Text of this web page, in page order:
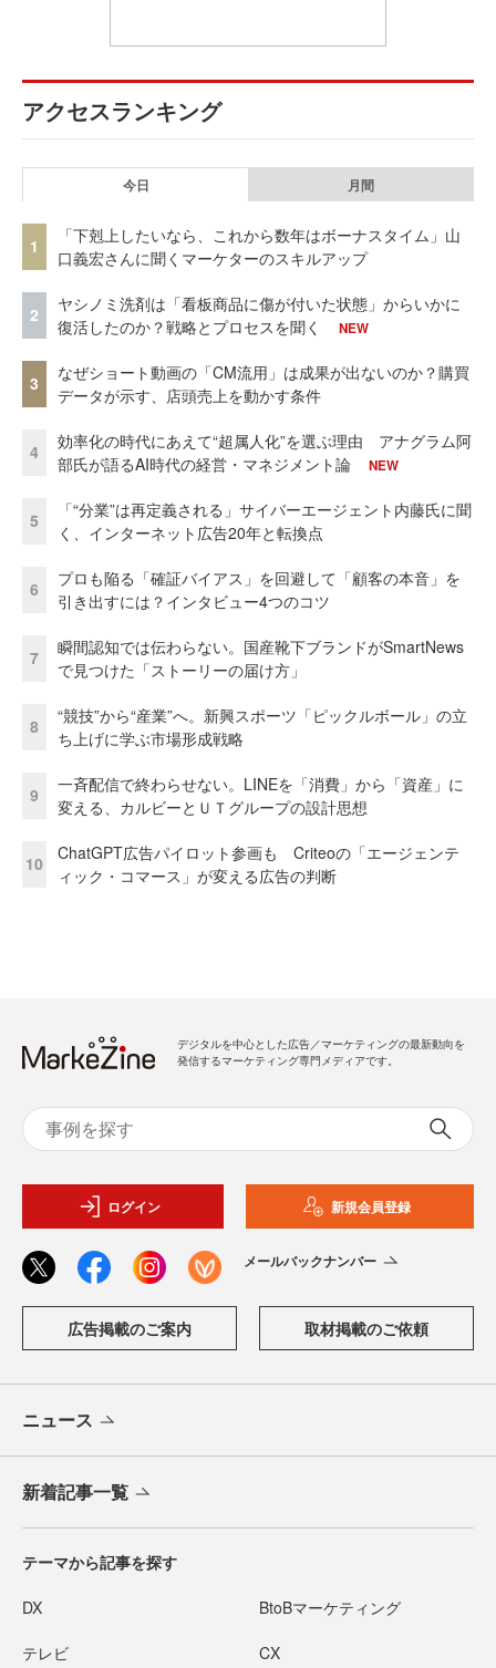
アクセスランキング
今日 月間
1
「下剋上したいなら、これから数年はボーナスタイム」山
口義宏さんに聞くマーケターのスキルアップ
2
ヤシノミ洗剤は「看板商品に傷が付いた状態」からいかに
復活したのか？戦略とプロセスを聞く
NEW
3
なぜショート動画の「CM流用」は成果が出ないのか？購買
データが示す、店頭売上を動かす条件
4
効率化の時代にあえて“超属人化”を選ぶ理由 アナグラム阿
部氏が語るAI時代の経営・マネジメント論
NEW
5
「“分業”は再定義される」サイバーエージェント内藤氏に聞
く、インターネット広告20年と転換点
6
プロも陥る「確証バイアス」を回避して「顧客の本音」を
引き出すには？インタビュー4つのコツ
7
瞬間認知では伝わらない。国産靴下ブランドがSmartNews
で見つけた「ストーリーの届け方」
8
“競技”から“産業”へ。新興スポーツ「ピックルボール」の立
ち上げに学ぶ市場形成戦略
9
一斉配信で終わらせない。LINEを「消費」から「資産」に
変える、カルビーとＵＴグループの設計思想
10
ChatGPT広告パイロット参画も Criteoの「エージェンテ
ィック・コマース」が変える広告の判断
デジタルを中心とした広告／マーケティングの最新動向を
発信するマーケティング専門メディアです。
ログイン 新規会員登録
メールバックナンバー
広告掲載のご案内 取材掲載のご依頼
ニュース
新着記事一覧
テーマから記事を探す
DX BtoBマーケティング
テレビ CX